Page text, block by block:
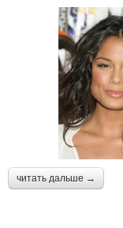
читать дальше →